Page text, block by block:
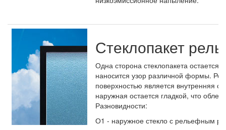
Стеклопакет
Одна сторона стеклопакета остается
наносится узор различной формы.
поверхностью является внутренняя
наружная остается гладкой, что
Разновидности:
О1 - наружное стекло с рельефным